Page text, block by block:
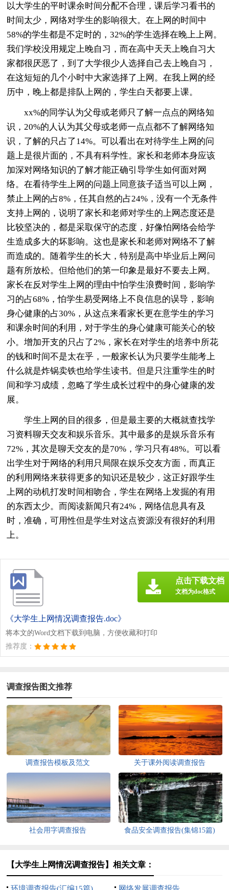
以大学生的平时课余时间分配不合理，课后学习看书的
时间太少，网络对学生的影响很大。在上网的时间中
58%的学生都是不定时的，32%的学生选择在晚上上网。
我们学校没用规定上晚自习，而在高中天天上晚自习大
家都很厌恶了，到了大学很少人选择自己去上晚自习，
在这短短的几个小时中大家选择了上网。在我上网的经
历中，晚上都是排队上网的，学生白天都要上课。
xx%的同学认为父母或老师只了解一点点的网络知
识，20%的人认为其父母或老师一点点都不了解网络知
识，了解的只占了14%。可以看出在对待学生上网的问
题上是很片面的，不具有科学性。家长和老师本身应该
加深对网络知识的了解才能正确引导学生如何面对网
络。在看待学生上网的问题上同意孩子适当可以上网，
禁止上网的占8%，任其自然的占24%，没有一个无条件
支持上网的，说明了家长和老师对学生的上网态度还是
比较坚决的，都是采取保守的态度，好像怕网络会给学
生造成多大的坏影响。这也是家长和老师对网络不了解
而造成的。随着学生的长大，特别是高中毕业后上网问
题有所放松。但给他们的第一印象是最好不要去上网。
家长在反对学生上网的理由中怕学生浪费时间，影响学
习的占68%，怕学生易受网络上不良信息的误导，影响
身心健康的占30%，从这点来看家长更在意学生的学习
和课余时间的利用，对于学生的身心健康可能关心的较
小。增加开支的只占了2%，家长在对学生的培养中所花
的钱和时间不是太在乎，一般家长认为只要学生能考上
什么就是炸锅卖铁也给学生读书。但是只注重学生的时
间和学习成绩，忽略了学生成长过程中的身心健康的发
展。
学生上网的目的很多，但是最主要的大概就查找学
习资料聊天交友和娱乐音乐。其中最多的是娱乐音乐有
72%，其次是聊天交友的是70%，学习只有48%。可以看
出学生对于网络的利用只局限在娱乐交友方面，而真正
的利用网络来获得更多的知识还是较少，这正好跟学生
上网的动机打发时间相吻合，学生在网络上发掘的有用
的东西太少。而阅读新闻只有24%，网络信息具有及
时，准确，可用性但是学生对这点资源没有很好的利用
上。
《大学生上网情况调查报告.doc》
将本文的Word文档下载到电脑，方便收藏和打印
推荐度：
点击下载文档
文档为doc格式
调查报告图文推荐
调查报告模板及范文 关于课外阅读调查报告
社会用字调查报告 食品安全调查报告(集锦15篇)
【大学生上网情况调查报告】相关文章：
环境调查报告(汇编15篇) 网络发展调查报告